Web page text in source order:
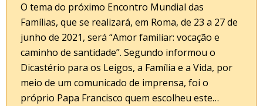
O tema do próximo Encontro Mundial das
Famílias, que se realizará, em Roma, de 23 a 27 de
junho de 2021, será “Amor familiar: vocação e
caminho de santidade”. Segundo informou o
Dicastério para os Leigos, a Família e a Vida, por
meio de um comunicado de imprensa, foi o
próprio Papa Francisco quem escolheu este…